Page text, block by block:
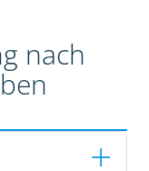
nach